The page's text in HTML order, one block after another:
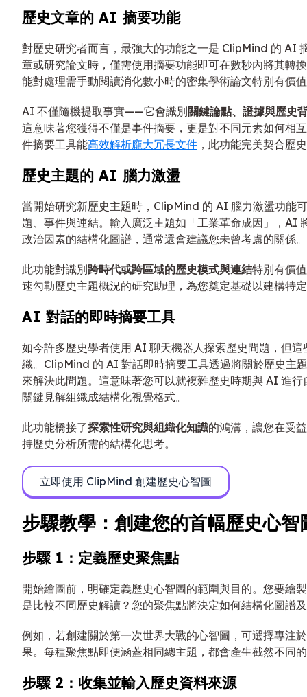
歷史文章的 AI 摘要功能
對歷史研究者而言，最強大的功能之一是 ClipMind 的 AI
章或研究論文時，僅需使用摘要功能即可在數秒內將其轉
能對處理需手動閱讀消化數小時的密集學術論文特別有價
AI 不僅隨機提取事實——它會識別關鍵論點、證據與歷史
這意味著您獲得不僅是事件摘要，更是對不同元素如何相
件摘要工具能高效解析龐大冗長文件 ，此功能完美契合歷
歷史主題的 AI 腦力激盪
當開始研究新歷史主題時，ClipMind 的 AI 腦力激盪功能
題、事件與連結。輸入廣泛主題如「工業革命成因」，AI
政治因素的結構化圖譜，通常還會建議您未曾考慮的關係。
此功能對識別跨時代或跨區域的歷史模式與連結特別有價
速勾勒歷史主題概況的研究助理，為您奠定基礎以建構特
AI 對話的即時摘要工具
如今許多歷史學者使用 AI 聊天機器人探索歷史問題，但
織。ClipMind 的 AI 對話即時摘要工具透過將關於歷史主
來解決此問題。這意味著您可以就複雜歷史時期與 AI 進
關鍵見解組織成結構化視覺格式。
此功能橋接了探索性研究與組織化知識的鴻溝，讓您在受
持歷史分析所需的結構化思考。
立即使用 ClipMind 創建歷史心智圖
步驟教學：創建您的首幅歷史心智
步驟 1：定義歷史聚焦點
開始繪圖前，明確定義歷史心智圖的範圍與目的。您要繪
是比較不同歷史解讀？您的聚焦點將決定如何結構化圖譜
例如，若創建關於第一次世界大戰的心智圖，可選擇專注
果。每種聚焦點即便涵蓋相同總主題，都會產生截然不同
步驟 2：收集並輸入歷史資料來源